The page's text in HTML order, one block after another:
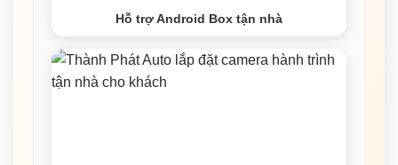
Hỗ trợ Android Box tận nhà